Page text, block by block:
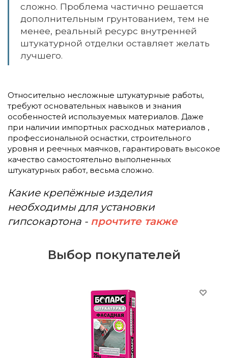
сложно. Проблема частично решается
дополнительным грунтованием, тем не
менее, реальный ресурс внутренней
штукатурной отделки оставляет желать
лучшего.
Относительно несложные штукатурные работы,
требуют основательных навыков и знания
особенностей используемых материалов. Даже
при наличии импортных расходных материалов ,
профессиональной оснастки, строительного
уровня и реечных маячков, гарантировать высокое
качество самостоятельно выполненных
штукатурных работ, весьма сложно.
Какие крепёжные изделия
необходимы для установки
гипсокартона - прочтите также
Выбор покупателей